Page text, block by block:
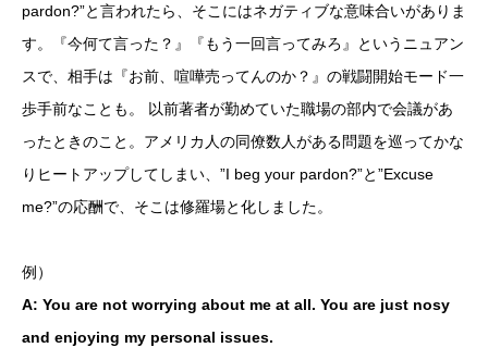
pardon?”と言われたら、そこにはネガティブな意味合いがありま
す。『今何て言った？』『もう一回言ってみろ』というニュアン
スで、相手は『お前、喧嘩売ってんのか？』の戦闘開始モード一
歩手前なことも。 以前著者が勤めていた職場の部内で会議があ
ったときのこと。アメリカ人の同僚数人がある問題を巡ってかな
りヒートアップしてしまい、”I beg your pardon?”と”Excuse
me?”の応酬で、そこは修羅場と化しました。
例）
A: You are not worrying about me at all. You are just nosy
and enjoying my personal issues.